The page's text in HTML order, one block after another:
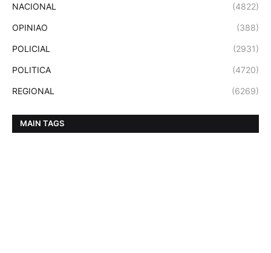
NACIONAL (4822)
OPINIAO (388)
POLICIAL (2931)
POLITICA (4720)
REGIONAL (6269)
MAIN TAGS